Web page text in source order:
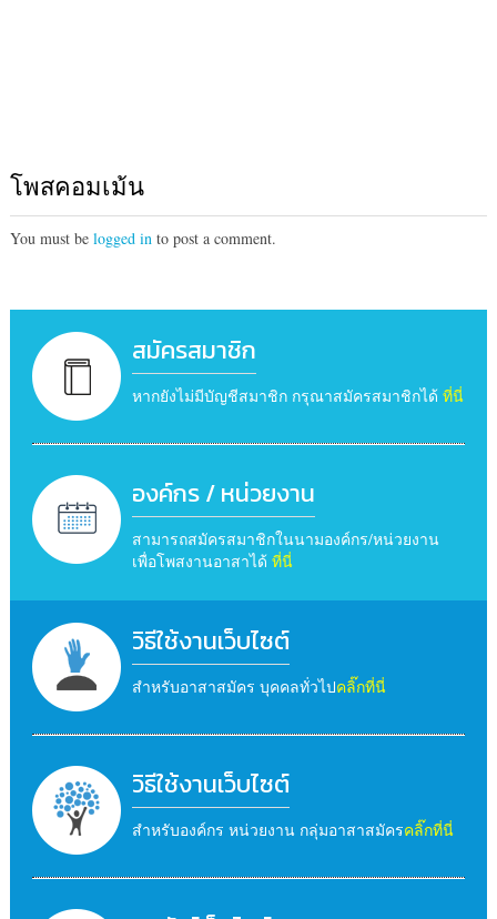
โพสคอมเม้น
You must be logged into post a comment.
สมัครสมาชิก
หากยังไม่มีบัญชีสมาชิก กรุณาสมัครสมาชิกได้ ที่นี่
องค์กร / หน่วยงาน
สามารถสมัครสมาชิกในนามองค์กร/หน่วยงาน
เพื่อโพสงานอาสาได้ ที่นี่
วิธีใช้งานเว็บไซต์
สำหรับอาสาสมัคร บุคคลทั่วไปคลิ๊กที่นี่
วิธีใช้งานเว็บไซต์
สำหรับองค์กร หน่วยงาน กลุ่มอาสาสมัครคลิ๊กที่นี่